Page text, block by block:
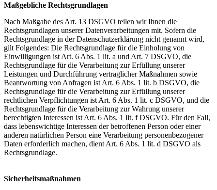
Maßgebliche Rechtsgrundlagen
Nach Maßgabe des Art. 13 DSGVO teilen wir Ihnen die
Rechtsgrundlagen unserer Datenverarbeitungen mit. Sofern die
Rechtsgrundlage in der Datenschutzerklärung nicht genannt wird,
gilt Folgendes: Die Rechtsgrundlage für die Einholung von
Einwilligungen ist Art. 6 Abs. 1 lit. a und Art. 7 DSGVO, die
Rechtsgrundlage für die Verarbeitung zur Erfüllung unserer
Leistungen und Durchführung vertraglicher Maßnahmen sowie
Beantwortung von Anfragen ist Art. 6 Abs. 1 lit. b DSGVO, die
Rechtsgrundlage für die Verarbeitung zur Erfüllung unserer
rechtlichen Verpflichtungen ist Art. 6 Abs. 1 lit. c DSGVO, und die
Rechtsgrundlage für die Verarbeitung zur Wahrung unserer
berechtigten Interessen ist Art. 6 Abs. 1 lit. f DSGVO. Für den Fall,
dass lebenswichtige Interessen der betroffenen Person oder einer
anderen natürlichen Person eine Verarbeitung personenbezogener
Daten erforderlich machen, dient Art. 6 Abs. 1 lit. d DSGVO als
Rechtsgrundlage.
Sicherheitsmaßnahmen